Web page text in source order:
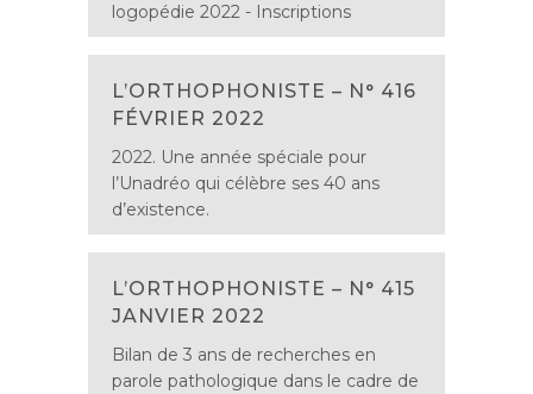
logopédie 2022 - Inscriptions
L’ORTHOPHONISTE – N° 416
FÉVRIER 2022
2022. Une année spéciale pour
l’Unadréo qui célèbre ses 40 ans
d’existence.
L’ORTHOPHONISTE – N° 415
JANVIER 2022
Bilan de 3 ans de recherches en
parole pathologique dans le cadre de